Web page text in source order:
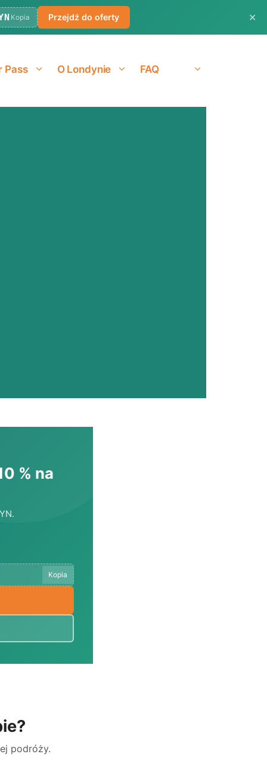
Kopia Przejdź do oferty ✕
Pass O Londynie FAQ
% na
.
Kopia
podróży.